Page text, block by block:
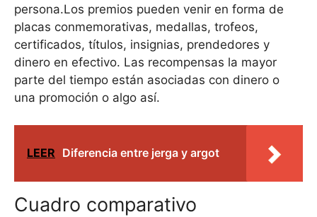
persona.Los premios pueden venir en forma de
placas conmemorativas, medallas, trofeos,
certificados, títulos, insignias, prendedores y
dinero en efectivo. Las recompensas la mayor
parte del tiempo están asociadas con dinero o
una promoción o algo así.
LEER Diferencia entre jerga y argot
Cuadro comparativo